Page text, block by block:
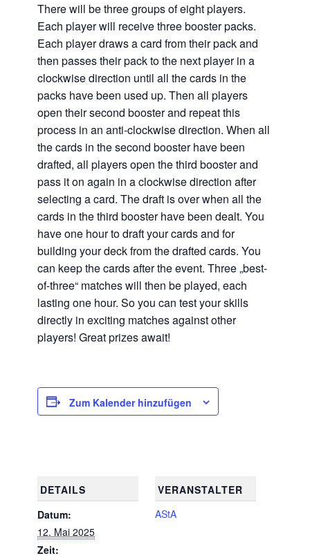
There will be three groups of eight players.
Each player will receive three booster packs.
Each player draws a card from their pack and
then passes their pack to the next player in a
clockwise direction until all the cards in the
packs have been used up. Then all players
open their second booster and repeat this
process in an anti-clockwise direction. When all
the cards in the second booster have been
drafted, all players open the third booster and
pass it on again in a clockwise direction after
selecting a card. The draft is over when all the
cards in the third booster have been dealt. You
have one hour to draft your cards and for
building your deck from the drafted cards. You
can keep the cards after the event. Three „best-
of-three“ matches will then be played, each
lasting one hour. So you can test your skills
directly in exciting matches against other
players! Great prizes await!
Zum Kalender hinzufügen
DETAILS
Datum:
12. Mai 2025
Zeit:
VERANSTALTER
AStA